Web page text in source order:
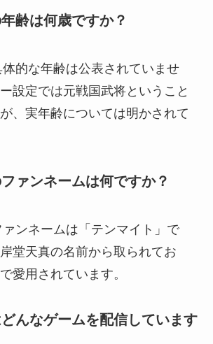
齢は何歳ですか？
的な年齢は公表されていませ
設定では元戦国武将ということ
、実年齢については明かされて
ァンネームは何ですか？
ンネームは「テンマイト」で
堂天真の名前から取られてお
愛用されています。
んなゲームを配信しています